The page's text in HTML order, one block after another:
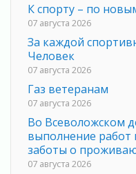
К спорту – по
07 августа 2026
За каждой
Человек
07 августа 2026
Газ ветеранам
07 августа 2026
Во Всеволожском
выполнение работ
заботы о
07 августа 2026